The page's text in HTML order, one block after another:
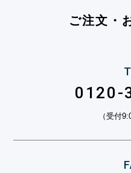
ご注文・
0120-
（受付